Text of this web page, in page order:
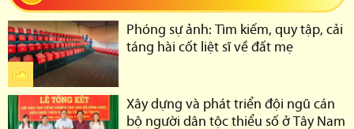
Phóng sự ảnh: Tìm kiếm, quy tập, cải
táng hài cốt liệt sĩ về đất mẹ
Xây dựng và phát triển đội ngũ cán
bộ người dân tộc thiểu số ở Tây Nam